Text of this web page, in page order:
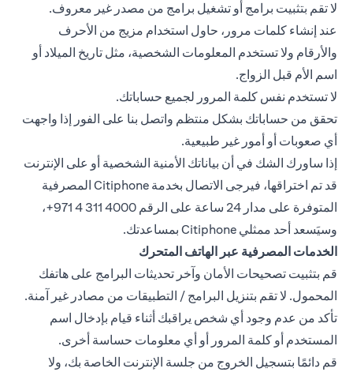
لا تقم بتثبيت برامج أو تشغيل برامج من مصدر غير معروف.
عند إنشاء كلمات مرور، حاول استخدام مزيج من الأحرف
والأرقام ولا تستخدم المعلومات الشخصية، مثل تاريخ الميلاد أو
اسم الأم قبل الزواج.
لا تستخدم نفس كلمة المرور لجميع حساباتك.
تحقق من حساباتك بشكل منتظم واتصل بنا على الفور إذا واجهت
أي صعوبات أو أمور غير طبيعية.
إذا ساورك الشك في أن بياناتك الأمنية الشخصية أو على الإنترنت
قد تم اختراقها، فيرجى الاتصال بخدمة Citiphone المصرفية
المتوفرة على مدار 24 ساعة على الرقم ‎+971 4 311 4000،
وسيَسعد أحد ممثلي Citiphone بمساعدتك.
الخدمات المصرفية عبر الهاتف المتحرك
قم بتثبيت تصحيحات الأمان وآخر تحديثات البرامج على هاتفك
المحمول. لا تقم بتنزيل البرامج / التطبيقات من مصادر غير آمنة.
تأكد من عدم وجود أي شخص يراقبك أثناء قيام بإدخال اسم
المستخدم أو كلمة المرور أو أي معلومات حساسة أخرى.
قم دائمًا بتسجيل الخروج من جلسة الإنترنت الخاصة بك، ولا